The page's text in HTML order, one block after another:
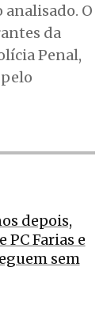
O
da
Penal,
depois,
PC Farias e
sem